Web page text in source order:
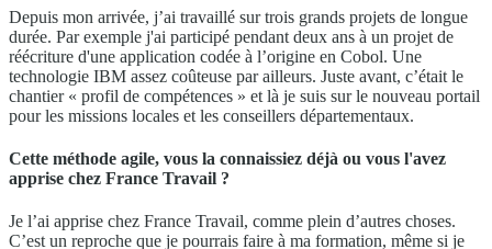
Depuis mon arrivée, j’ai travaillé sur trois grands projets de longue
durée. Par exemple j'ai participé pendant deux ans à un projet de
réécriture d'une application codée à l’origine en Cobol. Une
technologie IBM assez coûteuse par ailleurs. Juste avant, c’était le
chantier « profil de compétences » et là je suis sur le nouveau portail
pour les missions locales et les conseillers départementaux.
Cette méthode agile, vous la connaissiez déjà ou vous l'avez
apprise chez France Travail ?
Je l’ai apprise chez France Travail, comme plein d’autres choses.
C’est un reproche que je pourrais faire à ma formation, même si je